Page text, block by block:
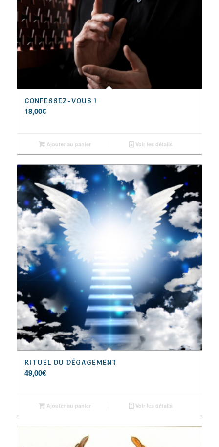
CONFESSEZ-VOUS !
18,00€
Ajouter au panier Voir les détails
RITUEL DU DÉGAGEMENT
49,00€
Ajouter au panier Voir les détails